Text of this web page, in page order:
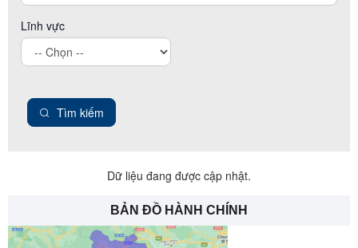
Lĩnh vực
Tìm kiếm
Dữ liệu đang được cập nhật.
BẢN ĐỒ HÀNH CHÍNH